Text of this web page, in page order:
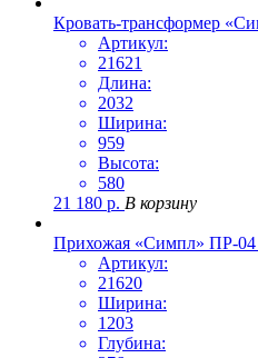
Кровать-трансформер
Артикул:
21621
Длина:
2032
Ширина:
959
Высота:
580
21 180 р. В корзину
Прихожая «Симпл» ПР-04
Артикул:
21620
Ширина:
1203
Глубина: